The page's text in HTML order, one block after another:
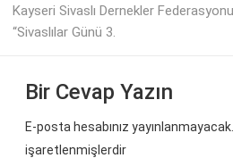
Kayseri Sivaslı Dernekler
“Sivaslılar Günü 3.
Bir Cevap Yazın
E-posta hesabınız
işaretlenmişlerdir